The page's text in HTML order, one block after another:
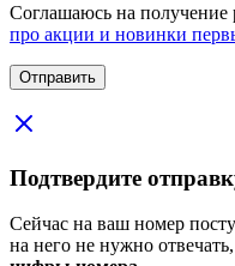
Соглашаюсь на получение
про акции и новинки
Подтвердите
Сейчас на ваш номер
на него не нужно